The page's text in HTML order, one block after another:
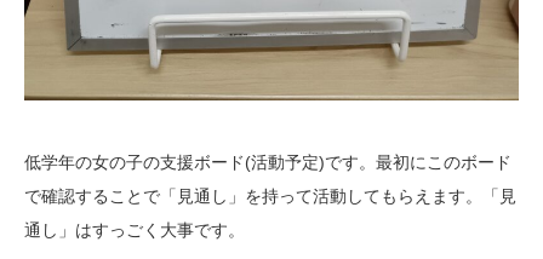
低学年の女の子の支援ボード(活動予定)です。最初にこのボード
で確認することで「見通し」を持って活動してもらえます。「見
通し」はすっごく大事です。